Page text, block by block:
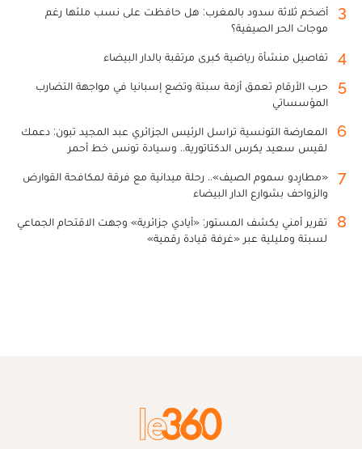
3
أضخم ثلاثة سدود بالمغرب: هل حافظت على نسب ملئها رغم
موجات الحر الصيفية؟
4 تفاصيل منشأة رياضية كبرى مرتقبة بالدار البيضاء
5
حرب الأرقام تعمق أزمة سبتة وتضع إسبانيا في مواجهة التضارب
المؤسساتي
6
المعارضة التونسية تراسل الرئيس الجزائري عبد المجيد تبون: دعمك
لقيس سعيد يكرس الدكتاتورية.. وسيادة تونس خط أحمر
7
«مطارِدو سموم الصيف».. رحلة ميدانية مع فرقة لمكافحة القوارض
والزواحف بشوارع الدار البيضاء
8
تقرير أمني يكشف المستور: «أيادي جزائرية» وجهت الاقتحام الجماعي
لسبتة ومليلية عبر «غرفة قيادة رقمية»